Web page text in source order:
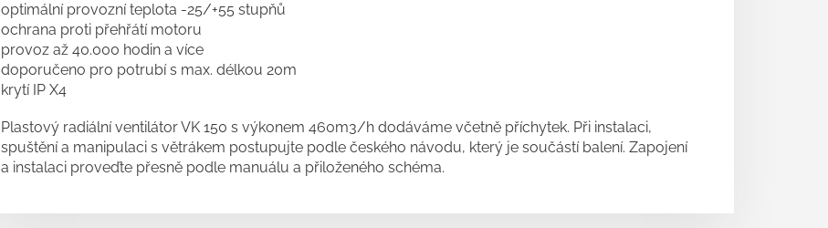
optimální provozní teplota -25/+55 stupňů
ochrana proti přehřátí motoru
provoz až 40.000 hodin a více
doporučeno pro potrubí s max. délkou 20m
krytí IP X4
Plastový radiální ventilátor VK 150 s výkonem 460m3/h dodáváme včetně příchytek. Při instalaci,
spuštění a manipulaci s větrákem postupujte podle českého návodu, který je součástí balení. Zapojení
a instalaci proveďte přesně podle manuálu a přiloženého schéma.